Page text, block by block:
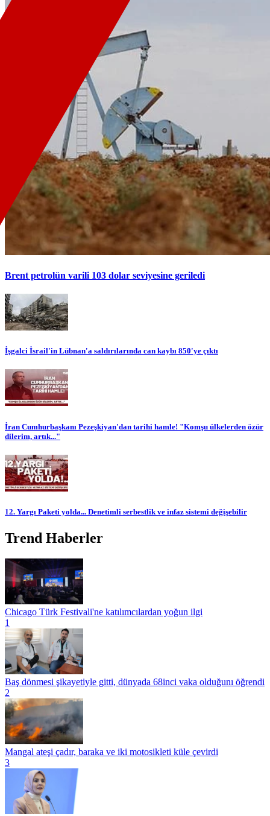
Brent petrolün varili 103 dolar seviyesine geriledi
İşgalci İsrail'in Lübnan'a saldırılarında can kaybı 850'ye çıktı
İran Cumhurbaşkanı Pezeşkiyan'dan tarihi hamle! "Komşu ülkelerden özür
dilerim, artık..."
12. Yargı Paketi yolda... Denetimli serbestlik ve infaz sistemi değişebilir
Trend Haberler
Chicago Türk Festivali'ne katılımcılardan yoğun ilgi
1
Baş dönmesi şikayetiyle gitti, dünyada 68inci vaka olduğunı öğrendi
2
Mangal ateşi çadır, baraka ve iki motosikleti küle çevirdi
3